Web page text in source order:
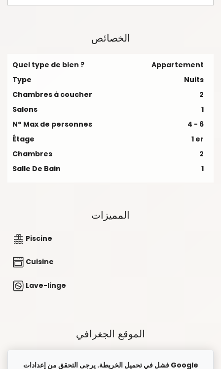
الخصائص
Quel type de bien ?
Appartement
Type
Nuits
Chambres à coucher
2
Salons
1
N° Max de personnes
4 - 6
Étage
1 er
Chambres
2
Salle De Bain
1
المميزات
Piscine
Cuisine
Lave-linge
الموقع الجغرافي
فشل في تحميل الخريطة. يرجى التحقق من إعدادات Google